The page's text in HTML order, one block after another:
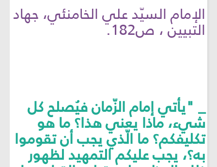
الإمام السيّد علي الخامنئي، جهاد
التبيين ، ص182.
_ "يأتي إمام الزّمان فيُصلح كل
شيء، ماذا يعني هذا؟ ما هو
تكليفكم؟ ما الّذي يجب أن تقوموا
به؟، يجب عليكم التمهيد لظهور